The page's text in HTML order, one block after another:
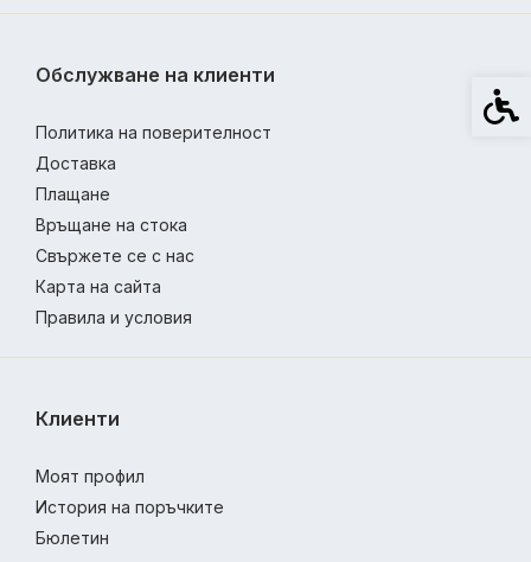
Обслужване на клиенти
Политика на поверителност
Доставка
Плащане
Връщане на стока
Свържете се с нас
Карта на сайта
Правила и условия
Клиенти
Моят профил
История на поръчките
Бюлетин